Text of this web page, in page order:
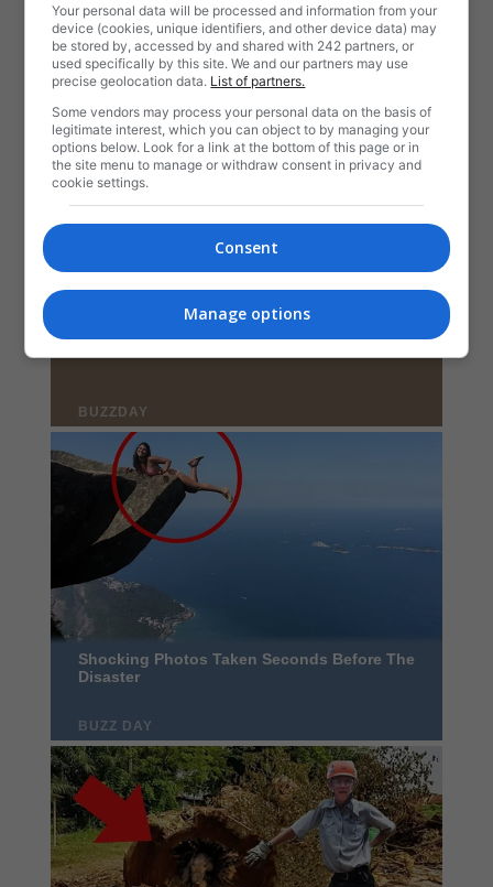
Your personal data will be processed and information from your
device (cookies, unique identifiers, and other device data) may
be stored by, accessed by and shared with 242 partners, or
used specifically by this site. We and our partners may use
precise geolocation data. List of partners.
Some vendors may process your personal data on the basis of
legitimate interest, which you can object to by managing your
options below. Look for a link at the bottom of this page or in
the site menu to manage or withdraw consent in privacy and
cookie settings.
Consent
Manage options